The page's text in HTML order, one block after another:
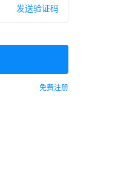
发送验证码
免费注册